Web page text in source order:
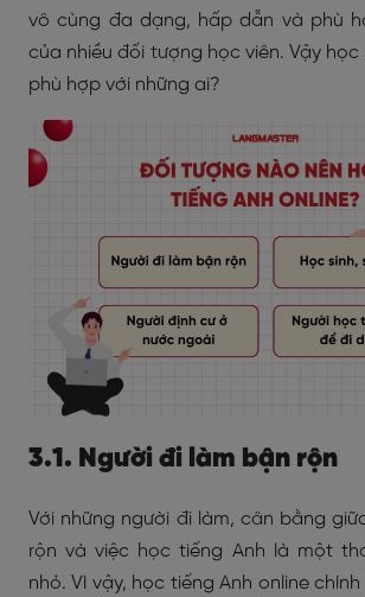
vô cùng đa dạng, hấp dẫn và phù
của nhiều đối tượng học viên.Vậy học
phù hợp với những ai?
3.1. Người đi làm bận rộn
Với những người đi làm, cân bằng
rộn và việc học tiếng Anh là một
nhỏ. Vì vậy, học tiếng Anh online